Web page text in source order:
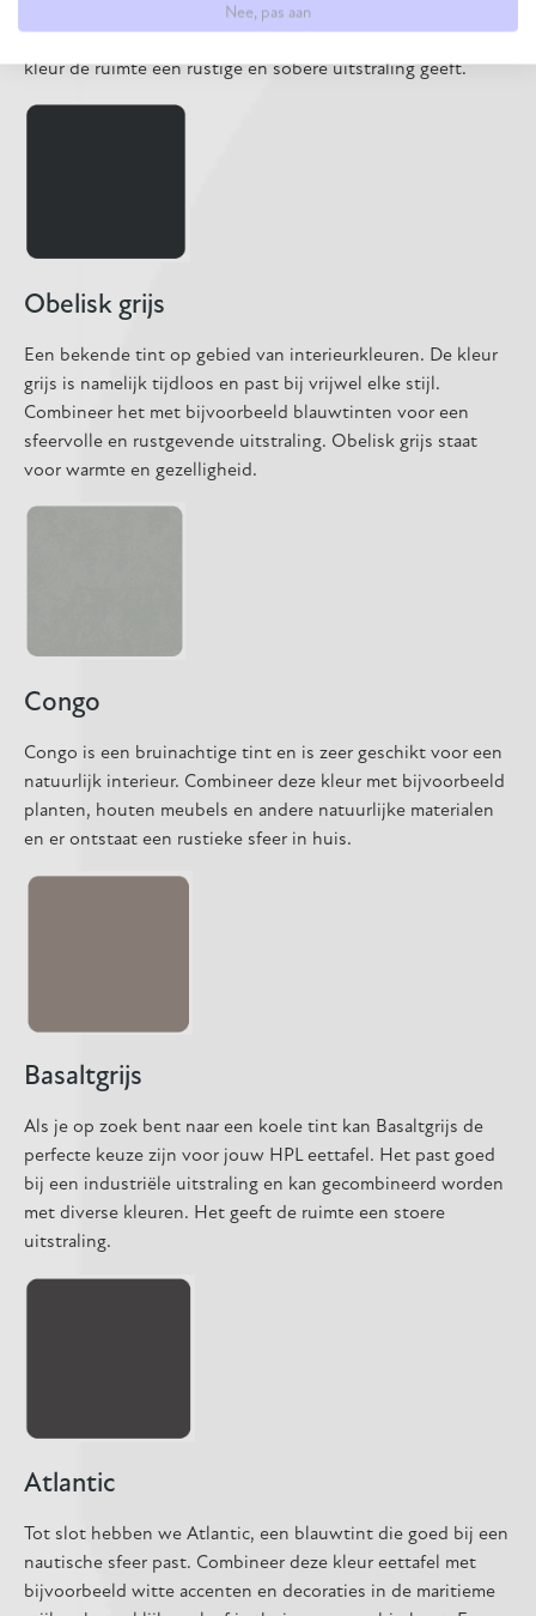
huis en heeft een opvallende uitstraling. Deze kleur past
kleur de ruimte een rustige en sobere uitstraling geeft.
Obelisk grijs
Een bekende tint op gebied van interieurkleuren. De kleur
grijs is namelijk tijdloos en past bij vrijwel elke stijl.
Combineer het met bijvoorbeeld blauwtinten voor een
sfeervolle en rustgevende uitstraling. Obelisk grijs staat
voor warmte en gezelligheid.
Congo
Congo is een bruinachtige tint en is zeer geschikt voor een
natuurlijk interieur. Combineer deze kleur met bijvoorbeeld
planten, houten meubels en andere natuurlijke materialen
en er ontstaat een rustieke sfeer in huis.
Basaltgrijs
Als je op zoek bent naar een koele tint kan Basaltgrijs de
perfecte keuze zijn voor jouw HPL eettafel. Het past goed
bij een industriële uitstraling en kan gecombineerd worden
met diverse kleuren. Het geeft de ruimte een stoere
uitstraling.
Atlantic
Tot slot hebben we Atlantic, een blauwtint die goed bij een
nautische sfeer past. Combineer deze kleur eettafel met
bijvoorbeeld witte accenten en decoraties in de maritieme
Nee, pas aan